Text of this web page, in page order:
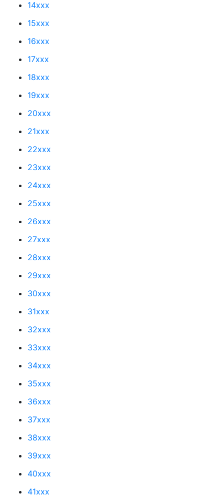
14xxx
15xxx
16xxx
17xxx
18xxx
19xxx
20xxx
21xxx
22xxx
23xxx
24xxx
25xxx
26xxx
27xxx
28xxx
29xxx
30xxx
31xxx
32xxx
33xxx
34xxx
35xxx
36xxx
37xxx
38xxx
39xxx
40xxx
41xxx